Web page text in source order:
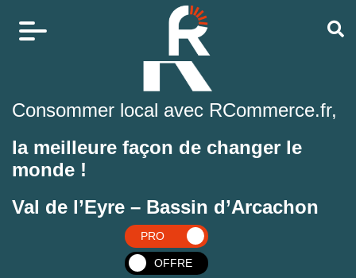
Consommer local avec RCommerce.fr,
la meilleure façon de changer le
monde !
Val de l’Eyre – Bassin d’Arcachon
PRO
OFFRE